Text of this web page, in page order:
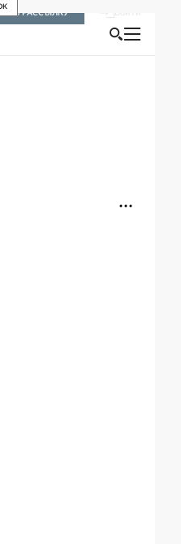
РАССЫЛКУ